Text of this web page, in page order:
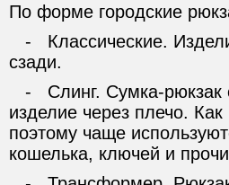
По форме городские
- Классические.
сзади.
- Слинг. Сумка-рюкзак
изделие через плечо.
поэтому чаще
кошелька, ключей и